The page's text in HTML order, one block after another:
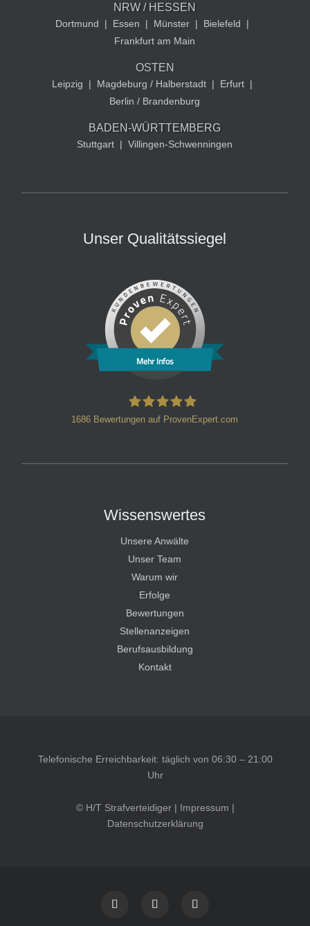
NRW / HESSEN
Dortmund | Essen | Münster | Bielefeld
|
Frankfurt am Main
OSTEN
Leipzig | Magdeburg / Halberstadt | Erfurt |
Berlin / Brandenburg
BADEN-WÜRTTEMBERG
Stuttgart | Villingen-Schwenningen
Unser Qualitätssiegel
Mehr Infos
1686 Bewertungen auf ProvenExpert.com
Wissenswertes
Unsere Anwälte
Unser Team
Warum wir
Erfolge
Bewertungen
Stellenanzeigen
Berufsausbildung
Kontakt
Telefonische Erreichbarkeit: täglich von 06:30 – 21:00
Uhr
© H/T Strafverteidiger | Impressum |
Datenschutzerklärung